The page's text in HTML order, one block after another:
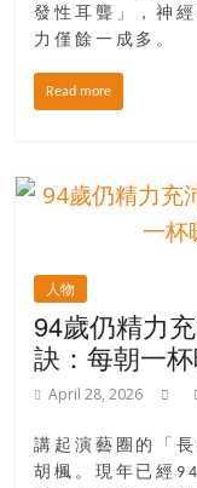
發性耳聾」，神
力僅餘一成多。
Read more
人物
94歲仍精力
訣：每朝一
April 28, 2026
講起演藝圈的「
胡楓。現年已經